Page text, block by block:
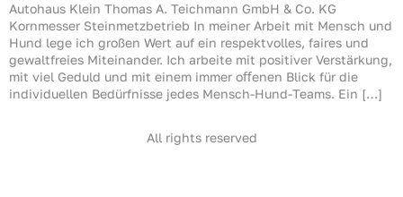
Autohaus Klein Thomas A. Teichmann GmbH & Co. KG
Kornmesser Steinmetzbetrieb In meiner Arbeit mit Mensch und
Hund lege ich großen Wert auf ein respektvolles, faires und
gewaltfreies Miteinander. Ich arbeite mit positiver Verstärkung,
mit viel Geduld und mit einem immer oﬀenen Blick für die
individuellen Bedürfnisse jedes Mensch-Hund-Teams. Ein […]
All rights reserved